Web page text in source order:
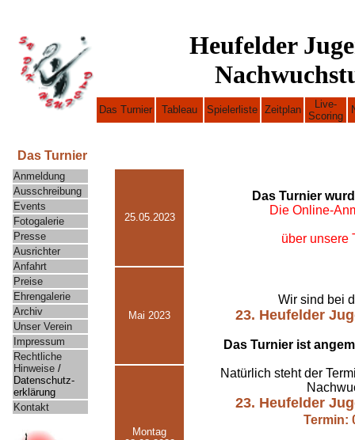
Heufelder
Das Turnier Tableau Spielerliste Zeitplan
Live-
Scoring
Das Turnier
Anmeldung
Ausschreibung
Events
Fotogalerie
Presse
Ausrichter
Anfahrt
Preise
Ehrengalerie
Archiv
Unser Verein
mpressum
Rechtliche
Hinweise /
Datenschutz-
erklärung
Kontakt
25.05.2023
Das Turnier
Die Online-
über unsere
Mai 2023
Wir sind bei
23. Heufelder
Das Turnier ist
Montag
Natürlich steht der
23. Heufelder
Termin: